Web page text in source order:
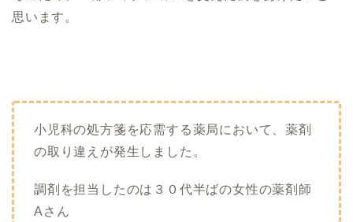
思います。
小児科の処方箋を応需する薬局において、薬剤
の取り違えが発生しました。
調剤を担当したのは３０代半ばの女性の薬剤師
Aさん